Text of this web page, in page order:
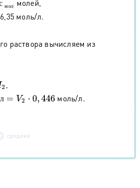
мол
мол молей,
6,35 моль/л.
раствора вычисляем из
л
2 0,446
моль/л.
средняя